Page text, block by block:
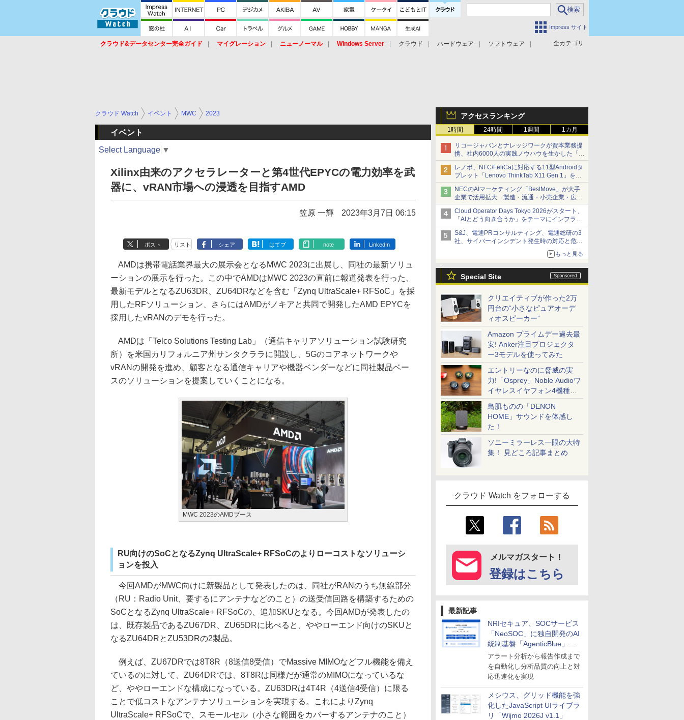
Impress サイト
全カテゴリ
クラウド&データセンター完全ガイド マイグレーション ニューノーマル Windows Server クラウド ハードウェア
ソフトウェア
アクセスランキング
1時間 24時間 1週間 1カ月
リコージャパンとナレッジワークが資本業務提
携、社内6000人の実践ノウハウを生かした「AI
商談記録 for RICOH」を展開へ
レノボ、NFC/FeliCaに対応する11型Androidタ
ブレット「Lenovo ThinkTab X11 Gen 1」を発
売
NECのAIマーケティング「BestMove」が大手
企業で活用拡大 製造・流通・小売企業・広告
代理店などが実装フェーズへ
Cloud Operator Days Tokyo 2026がスタート、
「AIとどう向き合うか」をテーマにインフラ運
用の知見を集約
S&J、電通PRコンサルティング、電通総研の3
社、サイバーインシデント発生時の対応と危機
管理広報を一体的に訓練するプログラムを提供
もっと見る
Special Site
クリエイティブが作った2万
円台の“小さなピュアオーデ
ィオスピーカー”
Amazon プライムデー過去最
安! Anker注目プロジェクタ
ー3モデルを使ってみた
エントリーなのに脅威の実
力!「Osprey」Noble Audioワ
イヤレスイヤフォン4機種を
一気に聴く
鳥肌ものの「DENON
HOME」サウンドを体感し
た！
ソニーミラーレス一眼の大特
集！ 見どころ記事まとめ
クラウド Watch をフォローする
メルマガスタート！
登録はこちら
最新記事
NRIセキュア、SOCサービス
「NeoSOC」に独自開発のAI
統制基盤「AgenticBlue」を
導入
アラート分析から報告作成まで
を自動化し分析品質の向上と対
応迅速化を実現
メシウス、グリッド機能を強
化したJavaScript UIライブラ
リ「Wijmo 2026J v1.1」
クラウド Watch イベント MWC 2023
イベント
Select Language ▼
Xilinx由来のアクセラレーターと第4世代EPYCの電力効率を武
器に、vRAN市場への浸透を目指すAMD
笠原 一輝 2023年3月7日 06:15
ポスト リスト シェア はてブ note LinkedIn
AMDは携帯電話業界最大の展示会となるMWC 2023に出展し、同社の最新ソリュ
ーションの展示を行った。この中でAMDはMWC 2023の直前に報道発表を行った、
最新モデルとなるZU63DR、ZU64DRなどを含む「Zynq UltraScale+ RFSoC」を採
用したRFソリューション、さらにはAMDがノキアと共同で開発したAMD EPYCを
採用したvRANのデモを行った。
AMDは「Telco Solutions Testing Lab」（通信キャリアソリューション試験研究
所）を米国カリフォルニア州サンタクララに開設し、5Gのコアネットワークや
vRANの開発を進め、顧客となる通信キャリアや機器ベンダーなどに同社製品ベー
スのソリューションを提案していくことになる。
MWC 2023のAMDブース
RU向けのSoCとなるZynq UltraScale+ RFSoCのよりローコストなソリューシ
ョンを投入
今回AMDがMWC向けに新製品として発表したのは、同社がRANのうち無線部分
（RU：Radio Unit、要するにアンテナなどのこと）の送受信回路を構築するための
SoCとなるZynq UltraScale+ RFSoCの、追加SKUとなる。今回AMDが発表したの
は、既存製品であるZU67DR、ZU65DRに比べると、ややローエンド向けのSKUと
なるZU64DRとZU53DRの2製品。
例えば、ZU67DRでは8T8R（8送信8受信）でMassive MIMOなどフル機能を備え
ているのに対して、ZU64DRでは、8T8Rは同様だが通常のMIMOになっているな
ど、ややローエンドな構成になっている。ZU63DRは4T4R（4送信4受信）に限る
ことで低コストなアンテナソリューションを実現する。これによりZynq
UltraScale+ RFSoCで、スモールセル（小さな範囲をカバーするアンテナのこと）